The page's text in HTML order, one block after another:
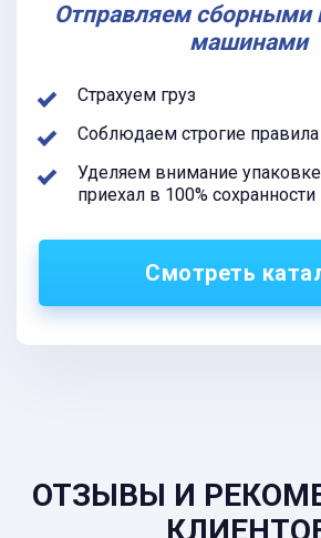
Отправляем
машинами
Страхуем груз
Соблюдаем строгие
Уделяем внимание
приехал в 100% сохранности
Смотреть
ОТЗЫВЫ И